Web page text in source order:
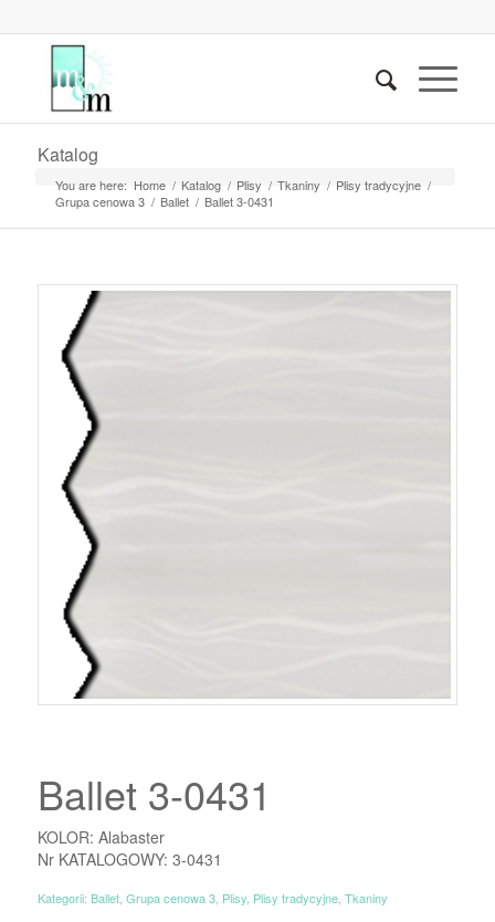
Katalog
You are here: Home / Katalog / Plisy / Tkaniny / Plisy tradycyjne /
Grupa cenowa 3 / Ballet / Ballet 3-0431
Ballet 3-0431
KOLOR: Alabaster
Nr KATALOGOWY: 3-0431
Kategorii: Ballet, Grupa cenowa 3, Plisy, Plisy tradycyjne, Tkaniny